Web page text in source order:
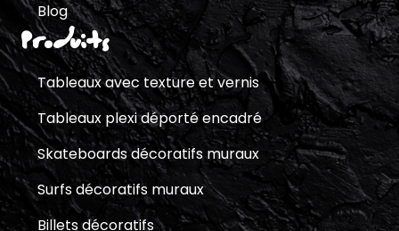
Blog
Produits
Tableaux avec texture et vernis
Tableaux plexi déporté encadré
Skateboards décoratifs muraux
Surfs décoratifs muraux
Billets décoratifs